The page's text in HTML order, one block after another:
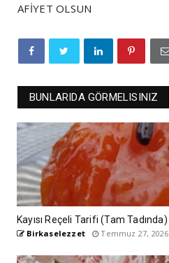
AFİYET OLSUN
BUNLARIDA GÖRMELISINIZ
Kayısı Reçeli Tarifi (Tam Tadında)
Birkaselezzet Temmuz 27, 2026